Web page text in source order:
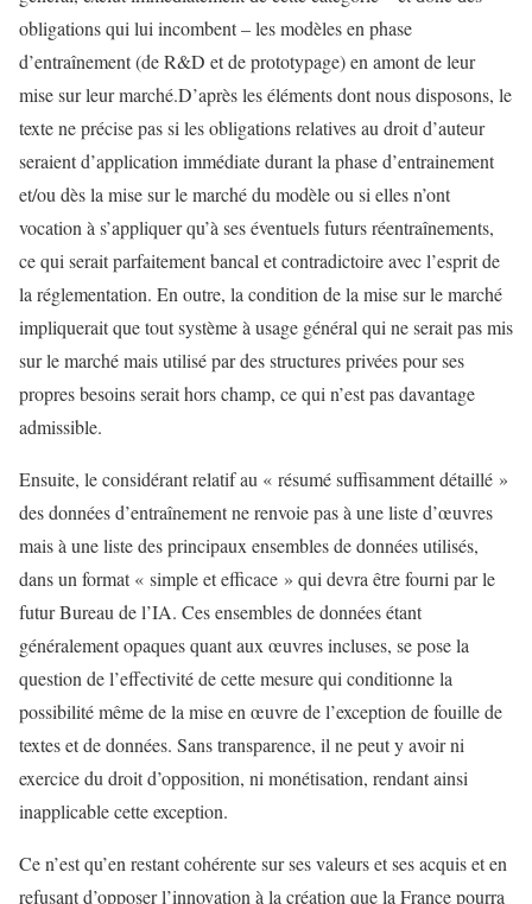
obligations qui lui incombent – les modèles en phase
d’entraînement (de R&D et de prototypage) en amont de leur
mise sur leur marché.D’après les éléments dont nous disposons, le
texte ne précise pas si les obligations relatives au droit d’auteur
seraient d’application immédiate durant la phase d’entrainement
et/ou dès la mise sur le marché du modèle ou si elles n’ont
vocation à s’appliquer qu’à ses éventuels futurs réentraînements,
ce qui serait parfaitement bancal et contradictoire avec l’esprit de
la réglementation. En outre, la condition de la mise sur le marché
impliquerait que tout système à usage général qui ne serait pas mis
sur le marché mais utilisé par des structures privées pour ses
propres besoins serait hors champ, ce qui n’est pas davantage
admissible.
Ensuite, le considérant relatif au « résumé suffisamment détaillé »
des données d’entraînement ne renvoie pas à une liste d’œuvres
mais à une liste des principaux ensembles de données utilisés,
dans un format « simple et efficace » qui devra être fourni par le
futur Bureau de l’IA. Ces ensembles de données étant
généralement opaques quant aux œuvres incluses, se pose la
question de l’effectivité de cette mesure qui conditionne la
possibilité même de la mise en œuvre de l’exception de fouille de
textes et de données. Sans transparence, il ne peut y avoir ni
exercice du droit d’opposition, ni monétisation, rendant ainsi
inapplicable cette exception.
Ce n’est qu’en restant cohérente sur ses valeurs et ses acquis et en
refusant d’opposer l’innovation à la création que la France pourra